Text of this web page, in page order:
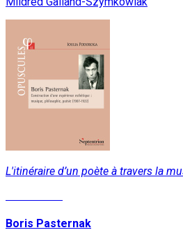
L'itinéraire d’un poète à travers la
Boris Pasternak